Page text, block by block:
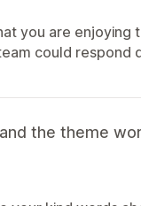
you are
could respond
the theme